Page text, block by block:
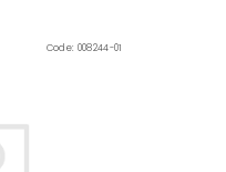
Code: 008244-01